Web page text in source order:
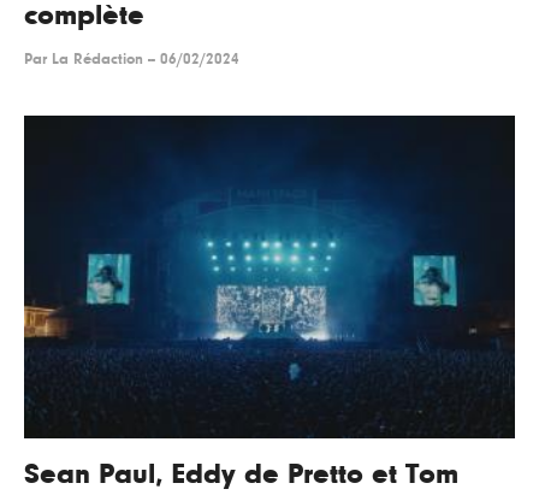
complète
Par La Rédaction -- 06/02/2024
Sean Paul, Eddy de Pretto et Tom